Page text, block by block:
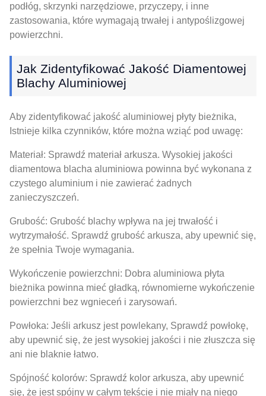
podłóg, skrzynki narzędziowe, przyczepy, i inne
zastosowania, które wymagają trwałej i antypoślizgowej
powierzchni.
Jak Zidentyfikować Jakość Diamentowej
Blachy Aluminiowej
Aby zidentyfikować jakość aluminiowej płyty bieżnika,
Istnieje kilka czynników, które można wziąć pod uwagę:
Materiał: Sprawdź materiał arkusza. Wysokiej jakości
diamentowa blacha aluminiowa powinna być wykonana z
czystego aluminium i nie zawierać żadnych
zanieczyszczeń.
Grubość: Grubość blachy wpływa na jej trwałość i
wytrzymałość. Sprawdź grubość arkusza, aby upewnić się,
że spełnia Twoje wymagania.
Wykończenie powierzchni: Dobra aluminiowa płyta
bieżnika powinna mieć gładką, równomierne wykończenie
powierzchni bez wgnieceń i zarysowań.
Powłoka: Jeśli arkusz jest powlekany, Sprawdź powłokę,
aby upewnić się, że jest wysokiej jakości i nie złuszcza się
ani nie blaknie łatwo.
Spójność kolorów: Sprawdź kolor arkusza, aby upewnić
się, że jest spójny w całym tekście i nie miały na niego